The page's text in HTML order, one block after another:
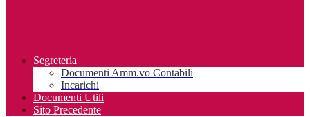
Segreteria
Documenti Amm.vo Contabili
Incarichi
Documenti Utili
Sito Precedente